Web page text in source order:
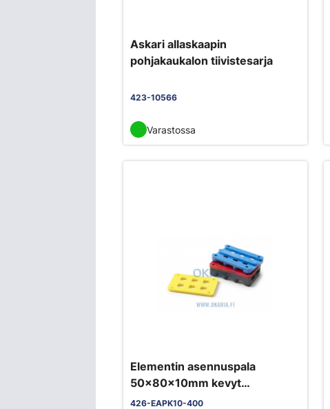
Askari allaskaapin
pohjakaukalon tiivistesarja
423-10566
Varastossa
Elementin asennuspala
50x80x10mm kevyt
400kpl/pkt
426-EAPK10-400